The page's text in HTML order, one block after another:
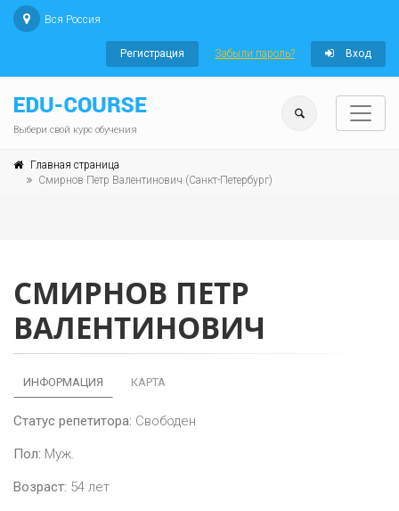
Вся Россия
Регистрация Забыли пароль? Вход
Выбери свой курс обучения
Главная страница
Смирнов Петр Валентинович (Санкт-Петербург)
СМИРНОВ ПЕТР
ВАЛЕНТИНОВИЧ
ИНФОРМАЦИЯ КАРТА
Статус репетитора: Свободен
Пол: Муж.
Возраст: 54 лет